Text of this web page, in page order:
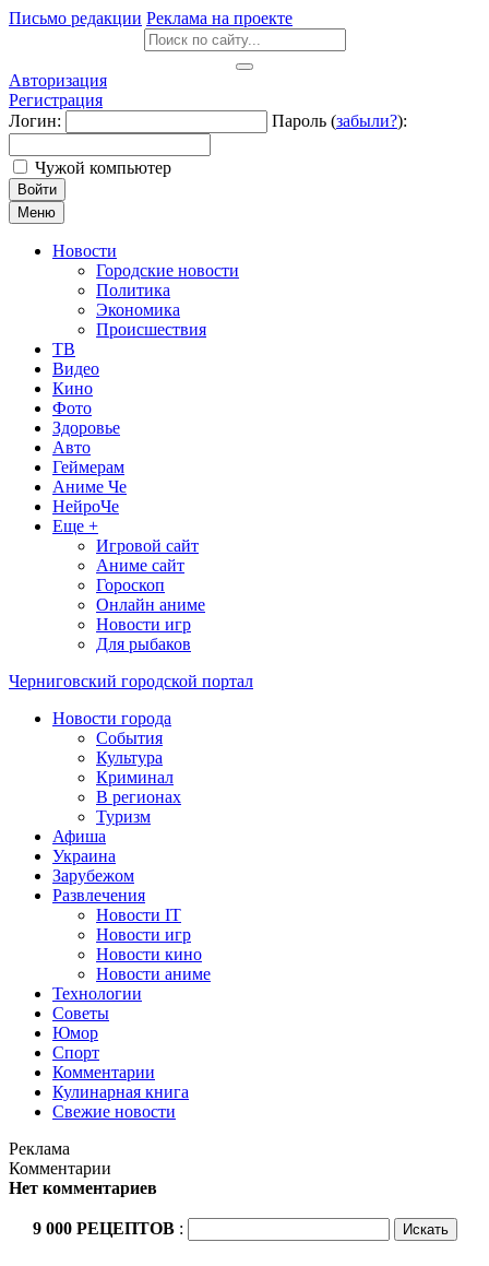
Письмо редакции Реклама на проекте
Авторизация
Регистрация
Логин:
Пароль (забыли?):
Чужой компьютер
Войти
Меню
Новости
Городские новости
Политика
Экономика
Происшествия
ТВ
Видео
Кино
Фото
Здоровье
Авто
Геймерам
Аниме Че
НейроЧе
Еще +
Игровой сайт
Аниме сайт
Гороскоп
Онлайн аниме
Новости игр
Для рыбаков
Черниговский городской портал
Новости города
События
Культура
Криминал
В регионах
Туризм
Афиша
Украина
Зарубежом
Развлечения
Новости IT
Новости игр
Новости кино
Новости аниме
Технологии
Советы
Юмор
Спорт
Комментарии
Кулинарная книга
Свежие новости
Реклама
Комментарии
Нет комментариев
9 000 РЕЦЕПТОВ :